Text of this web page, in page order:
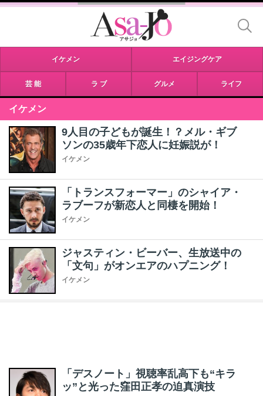
イケメン エイジングケア
芸 能 ラ ブ グルメ ライフ
イケメン
9人目の子どもが誕生！？メル・ギブ
ソンの35歳年下恋人に妊娠説が！
イケメン
「トランスフォーマー」のシャイア・
ラブーフが新恋人と同棲を開始！
イケメン
ジャスティン・ビーバー、生放送中の
「文句」がオンエアのハプニング！
イケメン
「デスノート」視聴率乱高下も“キラ
ッ”と光った窪田正孝の迫真演技